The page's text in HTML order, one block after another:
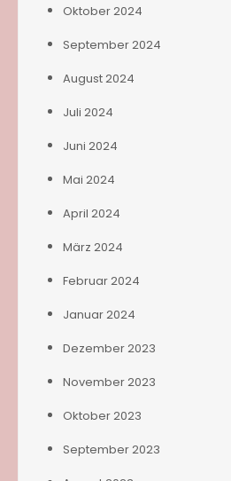
Oktober 2024
September 2024
August 2024
Juli 2024
Juni 2024
Mai 2024
April 2024
März 2024
Februar 2024
Januar 2024
Dezember 2023
November 2023
Oktober 2023
September 2023